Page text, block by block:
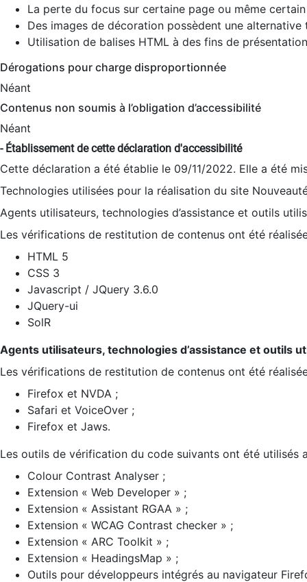
La perte du focus sur certaine page ou même
Des images de décoration possèdent une alternative
Utilisation de balises HTML à des fins de
Dérogations pour charge disproportionnée
Néant
Contenus non soumis à l’obligation d’accessibilité
Néant
- Établissement de cette déclaration d'accessibilité
Cette déclaration a été établie le 09/11/2022. Elle a été
Technologies utilisées pour la réalisation du site
Agents utilisateurs, technologies d’assistance et outils
Les vérifications de restitution de contenus ont été
HTML 5
CSS 3
Javascript / JQuery 3.6.0
JQuery-ui
SolR
Agents utilisateurs, technologies d’assistance et outils
Les vérifications de restitution de contenus ont été
Firefox et NVDA ;
Safari et VoiceOver ;
Firefox et Jaws.
Les outils de vérification du code suivants ont été utilisés
Colour Contrast Analyser ;
Extension « Web Developer » ;
Extension « Assistant RGAA » ;
Extension « WCAG Contrast checker » ;
Extension « ARC Toolkit » ;
Extension « HeadingsMap » ;
Outils pour développeurs intégrés au navigateur